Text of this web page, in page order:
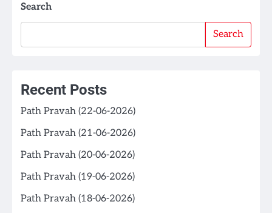
Search
Search
Recent Posts
Path Pravah (22-06-2026)
Path Pravah (21-06-2026)
Path Pravah (20-06-2026)
Path Pravah (19-06-2026)
Path Pravah (18-06-2026)